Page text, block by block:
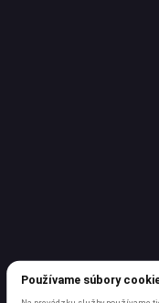
Používame súbory